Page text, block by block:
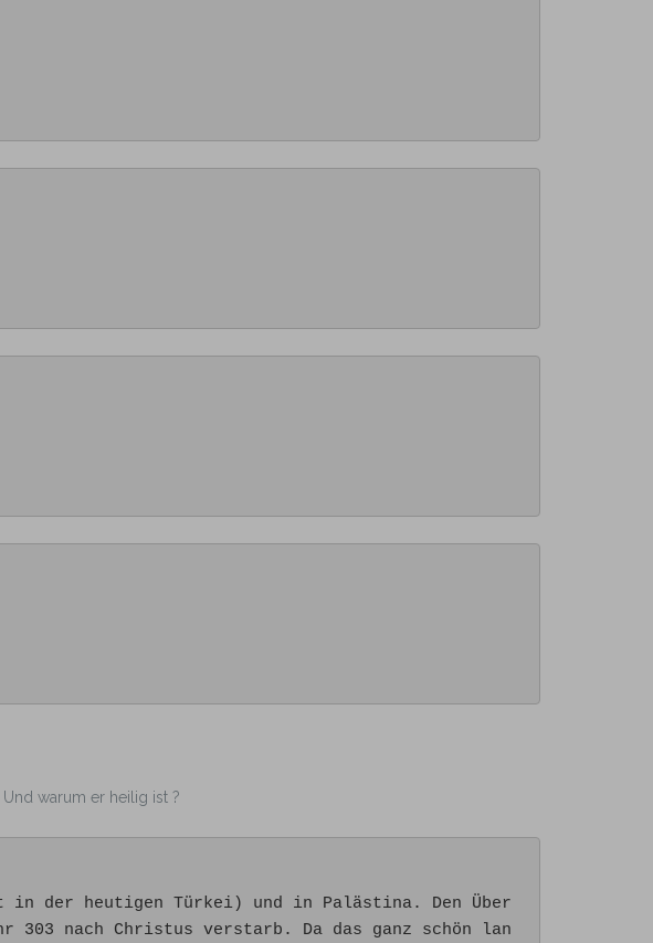
warum er heilig ist ?
in der heutigen Türkei) und in Palästina. Den Über
303 nach Christus verstarb. Da das ganz schön lan